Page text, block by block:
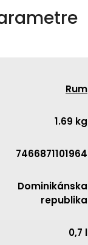
Rum
1.69 kg
7466871101964
Dominikánska
republika
0,7 l